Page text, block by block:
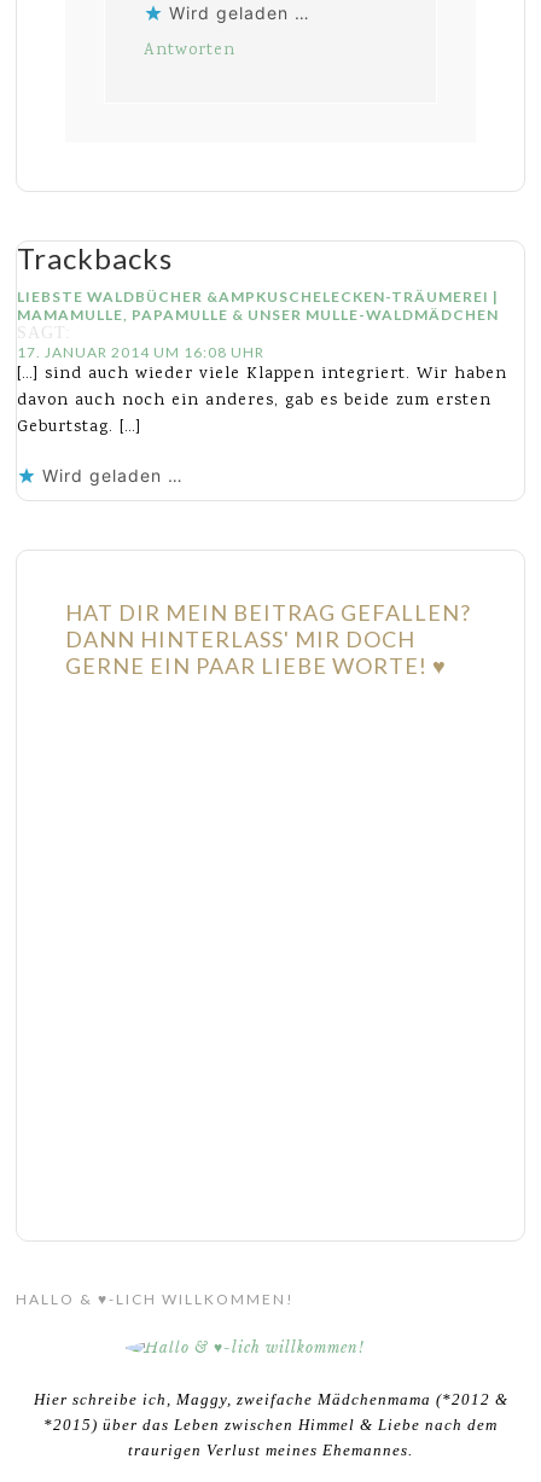
Wird geladen …
Antworten
Trackbacks
LIEBSTE WALDBÜCHER &AMPKUSCHELECKEN-TRÄUMEREI |
MAMAMULLE, PAPAMULLE & UNSER MULLE-WALDMÄDCHEN
SAGT:
17. JANUAR 2014 UM 16:08 UHR
[…] sind auch wieder viele Klappen integriert. Wir haben
davon auch noch ein anderes, gab es beide zum ersten
Geburtstag. […]
Wird geladen …
HAT DIR MEIN BEITRAG GEFALLEN?
DANN HINTERLASS' MIR DOCH
GERNE EIN PAAR LIEBE WORTE! ♥
HALLO & ♥-LICH WILLKOMMEN!
Hier schreibe ich, Maggy, zweifache Mädchenmama (*2012 &
*2015) über das Leben zwischen Himmel & Liebe nach dem
traurigen Verlust meines Ehemannes.